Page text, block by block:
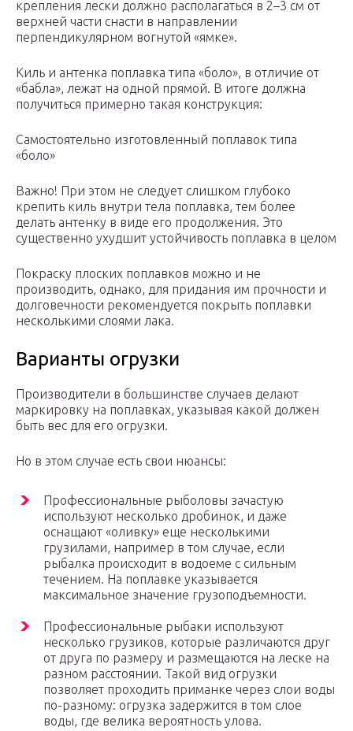
крепления лески должно располагаться в 2–3 см от
верхней части снасти в направлении
перпендикулярном вогнутой «ямке».
Киль и антенка поплавка типа «боло», в отличие от
«бабла», лежат на одной прямой. В итоге должна
получиться примерно такая конструкция:
Самостоятельно изготовленный поплавок типа
«боло»
Важно! При этом не следует слишком глубоко
крепить киль внутри тела поплавка, тем более
делать антенку в виде его продолжения. Это
существенно ухудшит устойчивость поплавка в целом
Покраску плоских поплавков можно и не
производить, однако, для придания им прочности и
долговечности рекомендуется покрыть поплавки
несколькими слоями лака.
Варианты огрузки
Производители в большинстве случаев делают
маркировку на поплавках, указывая какой должен
быть вес для его огрузки.
Но в этом случае есть свои нюансы:
Профессиональные рыболовы зачастую
используют несколько дробинок, и даже
оснащают «оливку» еще несколькими
грузилами, например в том случае, если
рыбалка происходит в водоеме с сильным
течением. На поплавке указывается
максимальное значение грузоподъемности.
Профессиональные рыбаки используют
несколько грузиков, которые различаются друг
от друга по размеру и размещаются на леске на
разном расстоянии. Такой вид огрузки
позволяет проходить приманке через слои воды
по-разному: огрузка задержится в том слое
воды, где велика вероятность улова.